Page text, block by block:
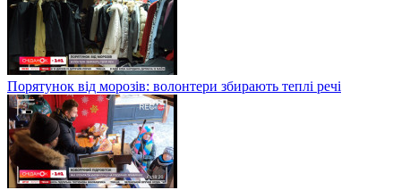
Порятунок від морозів: волонтери збирають теплі речі